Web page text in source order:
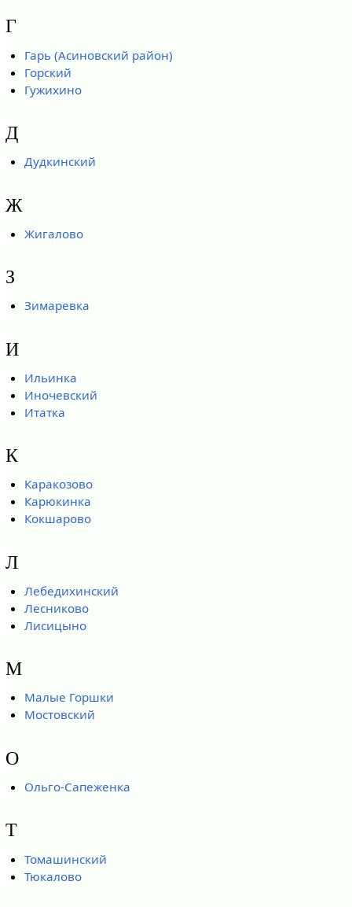
Г
Гарь (Асиновский район)
Горский
Гужихино
Д
Дудкинский
Ж
Жигалово
З
Зимаревка
И
Ильинка
Иночевский
Итатка
К
Каракозово
Карюкинка
Кокшарово
Л
Лебедихинский
Лесниково
Лисицыно
М
Малые Горшки
Мостовский
О
Ольго-Сапеженка
Т
Томашинский
Тюкалово